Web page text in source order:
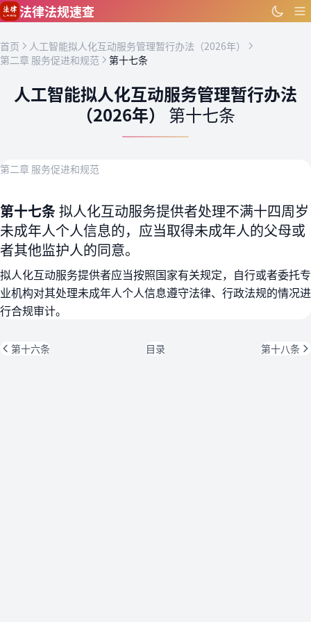
跳到主要内容
法律法规速查
首页
人工智能拟人化互动服务管理暂行办法（2026年）
第二章 服务促进和规范
第十七条
人工智能拟人化互动服务管理暂行办法
（2026年） 第十七条
第二章 服务促进和规范
第十七条拟人化互动服务提供者处理不满十四周岁
未成年人个人信息的，应当取得未成年人的父母或
者其他监护人的同意。
拟人化互动服务提供者应当按照国家有关规定，自行或者委托专
业机构对其处理未成年人个人信息遵守法律、行政法规的情况进
行合规审计。
第十六条 目录 第十八条